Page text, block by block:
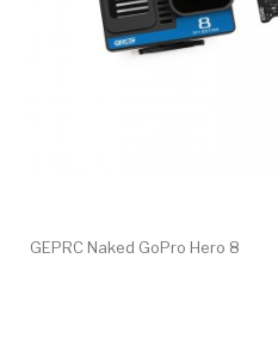
GEPRC Naked GoPro Hero 8